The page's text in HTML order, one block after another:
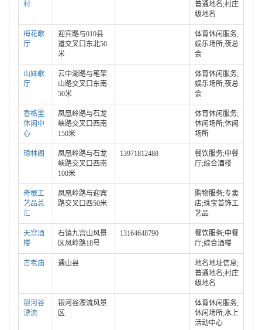
村
普通地名;村庄
级地名
梅花歌
厅
迎宾路与010县
道交叉口东北50
米
体育休闲服务;
娱乐场所;夜总
会
山妹歌
厅
云中湖路与笔架
山路交叉口东南
50米
体育休闲服务;
娱乐场所;夜总
会
香格里
休闲中
心
凤凰岭路与石龙
峡路交叉口西南
150米
体育休闲服务;
休闲场所;休闲
场所
琼林阁
凤凰岭路与石龙
峡路交叉口西南
100米
13971812488
餐饮服务;中餐
厅;综合酒楼
奇根工
艺品总
汇
凤凰岭路与迎宾
路交叉口西50米
购物服务;专卖
店;珠宝首饰工
艺品
天宫酒
楼
石镇九宫山风景
区凤岭路18号
13164648790
餐饮服务;中餐
厅;综合酒楼
古老庙 通山县
地名地址信息;
普通地名;村庄
级地名
银河谷
漂流
银河谷漂流风景
区
体育休闲服务;
休闲场所;水上
活动中心